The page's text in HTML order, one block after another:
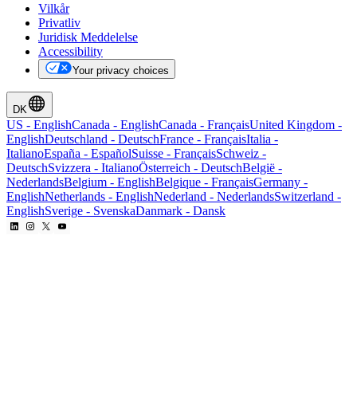
Vilkår
Privatliv
Juridisk Meddelelse
Accessibility
Your privacy choices
DK
US - EnglishCanada - EnglishCanada - FrançaisUnited Kingdom -
EnglishDeutschland - DeutschFrance - FrançaisItalia -
ItalianoEspaña - EspañolSuisse - FrançaisSchweiz -
DeutschSvizzera - ItalianoÖsterreich - DeutschBelgië -
NederlandsBelgium - EnglishBelgique - FrançaisGermany -
EnglishNetherlands - EnglishNederland - NederlandsSwitzerland -
EnglishSverige - SvenskaDanmark - Dansk